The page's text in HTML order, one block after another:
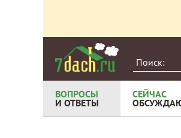
ВОПРОСЫ
И ОТВЕТЫ
СЕЙЧАС